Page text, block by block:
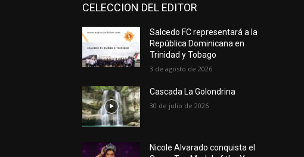
CELECCION DEL EDITOR
Salcedo FC representará a la
República Dominicana en
Trinidad y Tobago
3 de agosto de 2026
Cascada La Golondrina
30 de julio de 2026
Nicole Alvarado conquista el